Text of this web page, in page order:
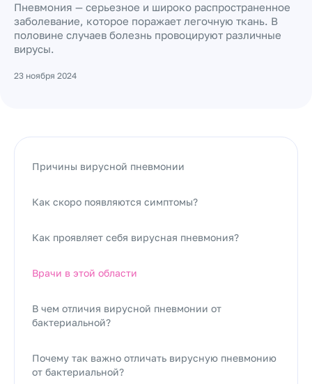
Пневмония — серьезное и широко распространенное
заболевание, которое поражает легочную ткань. В
половине случаев болезнь провоцируют различные
вирусы.
23 ноября 2024
Причины вирусной пневмонии
Как скоро появляются симптомы?
Как проявляет себя вирусная пневмония?
Врачи в этой области
В чем отличия вирусной пневмонии от
бактериальной?
Почему так важно отличать вирусную пневмонию
от бактериальной?